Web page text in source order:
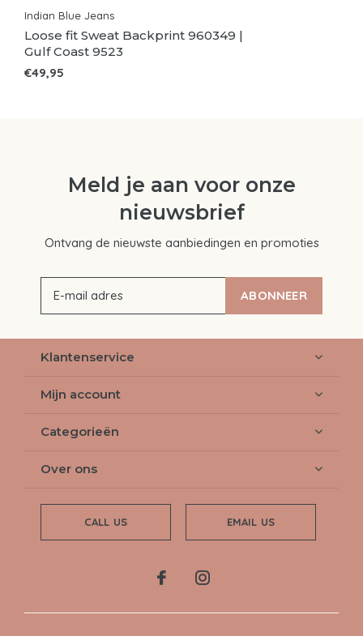
Indian Blue Jeans
Loose fit Sweat Backprint 960349 |
Gulf Coast 9523
€49,95
Meld je aan voor onze
nieuwsbrief
Ontvang de nieuwste aanbiedingen en promoties
ABONNEER
Klantenservice
Mijn account
Categorieën
Over ons
CALL US EMAIL US